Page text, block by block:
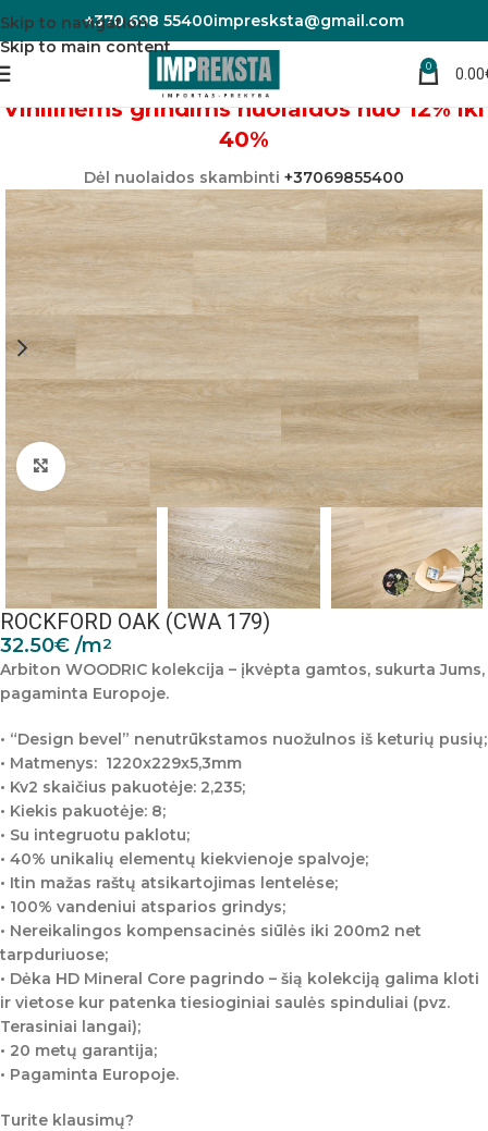
Skip to navigation
Skip to main content
+370 698 55400impresksta@gmail.com
0 0.00
Pradžia Vinilinės grindys
Vinilinėms grindims nuolaidos nuo 12% iki
40%
Dėl nuolaidos skambinti +37069855400
Padidinti nuotrauką
ROCKFORD OAK (CWA 179)
32.50€ /m2
Arbiton WOODRIC kolekcija – įkvėpta gamtos, sukurta Jums,
pagaminta Europoje.
• “Design bevel” nenutrūkstamos nuožulnos iš keturių pusių;
• Matmenys: 1220x229x5,3mm
• Kv2 skaičius pakuotėje: 2,235;
• Kiekis pakuotėje: 8;
• Su integruotu paklotu;
• 40% unikalių elementų kiekvienoje spalvoje;
• Itin mažas raštų atsikartojimas lentelėse;
• 100% vandeniui atsparios grindys;
• Nereikalingos kompensacinės siūlės iki 200m2 net
tarpduriuose;
• Dėka HD Mineral Core pagrindo – šią kolekciją galima kloti
ir vietose kur patenka tiesioginiai saulės spinduliai (pvz.
Terasiniai langai);
• 20 metų garantija;
• Pagaminta Europoje.
Turite klausimų?